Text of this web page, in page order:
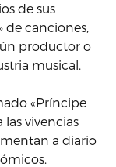
de sus
de canciones,
productor o
musical.
«Príncipe
vivencias
a diario